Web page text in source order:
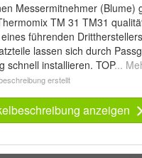
Messermitnehmer (Blume)
TM 31 TM31
führenden
lassen sich durch
schnell installieren. TOP...
erstellt
anzeigen